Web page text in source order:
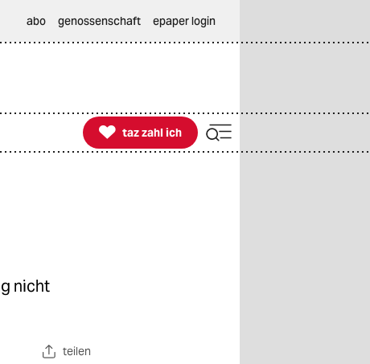
abo genossenschaft epaper login

taz zahl ich
taz zahl ich
nicht
teilen